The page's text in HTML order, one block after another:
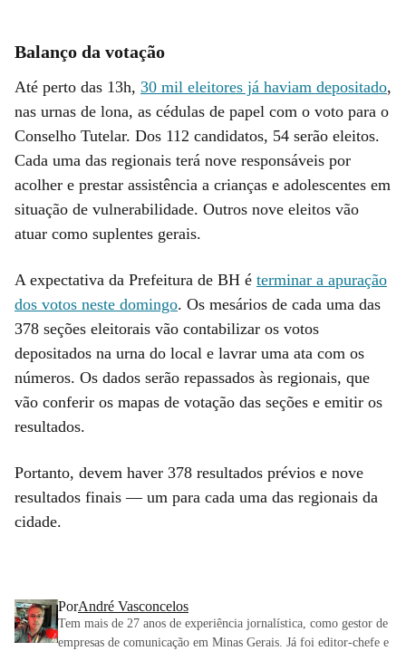
Balanço da votação
Até perto das 13h, 30 mil eleitores já haviam depositado,
nas urnas de lona, as cédulas de papel com o voto para o
Conselho Tutelar. Dos 112 candidatos, 54 serão eleitos.
Cada uma das regionais terá nove responsáveis por
acolher e prestar assistência a crianças e adolescentes em
situação de vulnerabilidade. Outros nove eleitos vão
atuar como suplentes gerais.
A expectativa da Prefeitura de BH é terminar a apuração
dos votos neste domingo. Os mesários de cada uma das
378 seções eleitorais vão contabilizar os votos
depositados na urna do local e lavrar uma ata com os
números. Os dados serão repassados às regionais, que
vão conferir os mapas de votação das seções e emitir os
resultados.
Portanto, devem haver 378 resultados prévios e nove
resultados finais — um para cada uma das regionais da
cidade.
PorAndré Vasconcelos
Tem mais de 27 anos de experiência jornalística, como gestor de
empresas de comunicação em Minas Gerais. Já foi editor-chefe e